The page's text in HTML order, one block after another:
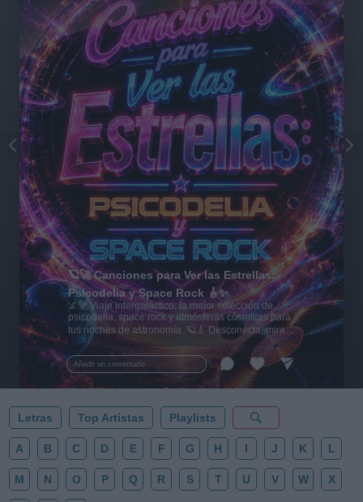
Añadir un comentario ...
🪐🚀 Canciones para Ver las Estrellas:
Psicodelia y Space Rock 🎸✨
🌌🚀 Viaje intergaláctico: la mejor selección de
psicodelia, space rock y atmósferas cósmicas para
tus noches de astronomía. 🪐🎸 Desconecta, mira
al firmamento y siente la gravedad cero. 💾 ¡Guarda
esta colección para tu próxima noche estrellada!
✨⭐
Letras Top Artistas Playlists
A B C D E F G H I J K L
M N O P Q R S T U V W X